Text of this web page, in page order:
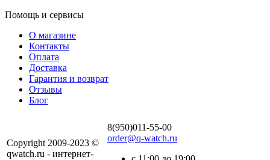
Помощь и сервисы
О магазине
Контакты
Оплата
Доставка
Гарантия и возврат
Отзывы
Блог
Copyright 2009-2023 ©
qwatch.ru - интернет-
8(950)011-55-00
order@q-watch.ru